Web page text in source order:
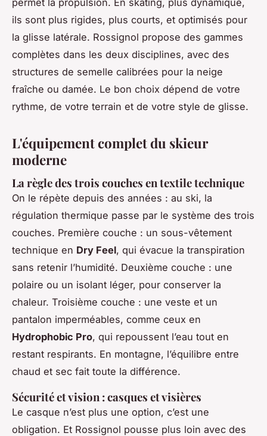
ils sont plus rigides, plus courts, et optimisés pour
la glisse latérale. Rossignol propose des gammes
complètes dans les deux disciplines, avec des
structures de semelle calibrées pour la neige
fraîche ou damée. Le bon choix dépend de votre
rythme, de votre terrain et de votre style de glisse.
L'équipement complet du skieur
moderne
La règle des trois couches en textile technique
On le répète depuis des années : au ski, la
régulation thermique passe par le système des trois
couches. Première couche : un sous-vêtement
technique en Dry Feel, qui évacue la transpiration
sans retenir l’humidité. Deuxième couche : une
polaire ou un isolant léger, pour conserver la
chaleur. Troisième couche : une veste et un
pantalon imperméables, comme ceux en
Hydrophobic Pro, qui repoussent l’eau tout en
restant respirants. En montagne, l’équilibre entre
chaud et sec fait toute la différence.
Sécurité et vision : casques et visières
Le casque n’est plus une option, c’est une
obligation. Et Rossignol pousse plus loin avec des